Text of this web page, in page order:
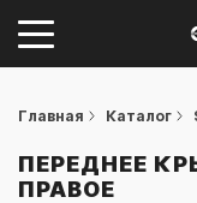
Главная Каталог
ПЕРЕДНЕЕ
ПРАВОЕ